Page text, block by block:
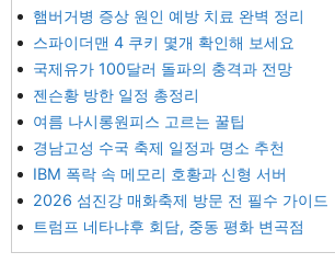
햄버거병 증상 원인 예방 치료 완벽 정리
스파이더맨 4 쿠키 몇개 확인해 보세요
국제유가 100달러 돌파의 충격과 전망
젠슨황 방한 일정 총정리
여름 나시롱원피스 고르는 꿀팁
경남고성 수국 축제 일정과 명소 추천
IBM 폭락 속 메모리 호황과 신형 서버
2026 섬진강 매화축제 방문 전 필수 가이드
트럼프 네타냐후 회담, 중동 평화 변곡점